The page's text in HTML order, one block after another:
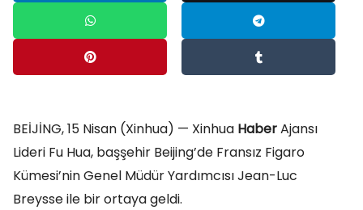
BEİJİNG, 15 Nisan (Xinhua) — Xinhua HaberAjansı
Lideri Fu Hua, başşehir Beijing’de Fransız Figaro
Kümesi’nin Genel Müdür Yardımcısı Jean-Luc
Breysse ile bir ortaya geldi.